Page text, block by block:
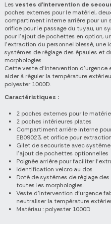
Les vestes d'intervention de
poches externes pour le matériel,
compartiment interne arrière pour
orifice pour le passage du tuyau, un
pour l'ajout de pochettes en option,
l'extraction du personnel blessé, une
systèmes de réglage des épaules et
morphologies.
Cette veste d'intervention d'urgence
aider à réguler la température
polyester 1000D.
Caractéristiques :
2 poches externes pour le
2 poches intérieures plates
Compartiment arrière interne
EB09023, et orifice pour
Gilet de secouriste avec
l’ajout de pochettes optionnelles
Poignée arrière pour faciliter
Identification velcro au dos
Doté de systèmes de réglage
toutes les morphologies.
Veste d'intervention d'urgence
neutraliser la température
Matériau : polyester 1000D